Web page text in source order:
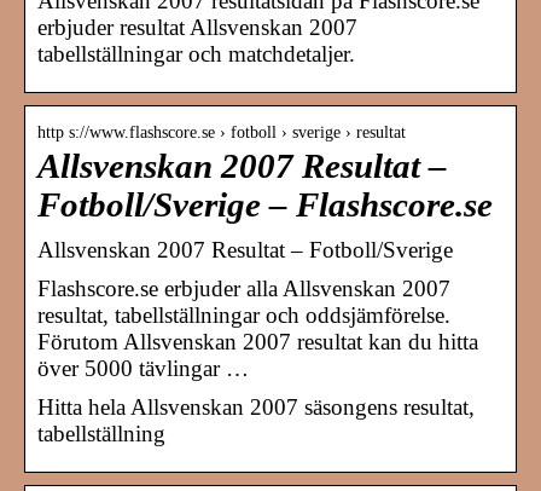
erbjuder resultat Allsvenskan 2007
tabellställningar och matchdetaljer.
http s://www.flashscore.se › fotboll › sverige › resultat
Allsvenskan 2007 Resultat –
Fotboll/Sverige – Flashscore.se
Allsvenskan 2007 Resultat – Fotboll/Sverige
Flashscore.se erbjuder alla Allsvenskan 2007
resultat, tabellställningar och oddsjämförelse.
Förutom Allsvenskan 2007 resultat kan du hitta
över 5000 tävlingar …
Hitta hela Allsvenskan 2007 säsongens resultat,
tabellställning